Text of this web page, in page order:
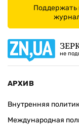
не
АРХИВ
Внутренняя
Международная